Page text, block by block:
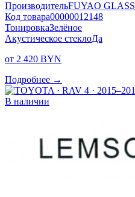
ПроизводительFUYAO GLASS
Код товара00000012148
ТонировкаЗелёное
Акустическое стеклоДа
от 2 420 BYN
Подробнее →
В наличии